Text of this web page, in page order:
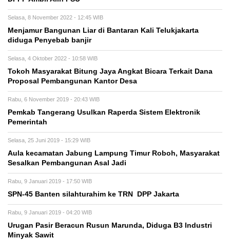
Selasa, 8 November 2022 - 12:45 WIB
Menjamur Bangunan Liar di Bantaran Kali Telukjakarta
diduga Penyebab banjir
Selasa, 4 Oktober 2022 - 10:58 WIB
Tokoh Masyarakat Bitung Jaya Angkat Bicara Terkait Dana
Proposal Pembangunan Kantor Desa
Rabu, 6 November 2019 - 20:43 WIB
Pemkab Tangerang Usulkan Raperda Sistem Elektronik
Pemerintah
Selasa, 25 Juni 2019 - 15:29 WIB
Aula kecamatan Jabung Lampung Timur Roboh, Masyarakat
Sesalkan Pembangunan Asal Jadi
Rabu, 9 Januari 2019 - 17:50 WIB
SPN-45 Banten silahturahim ke TRN DPP Jakarta
Rabu, 9 Januari 2019 - 04:20 WIB
Urugan Pasir Beracun Rusun Marunda, Diduga B3 Industri
Minyak Sawit